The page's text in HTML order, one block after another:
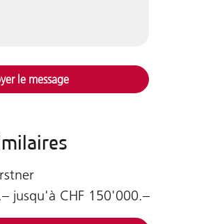
le message
jusqu'à CHF 150'000.–